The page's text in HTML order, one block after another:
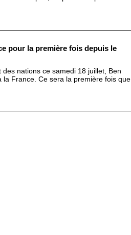
pour la première fois depuis le
nations ce samedi 18 juillet, Ben
la France. Ce sera la première fois que